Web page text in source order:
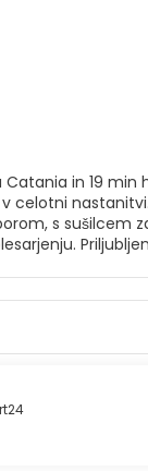
in 19
nudi predel za
sušilcem za lase
v bližini